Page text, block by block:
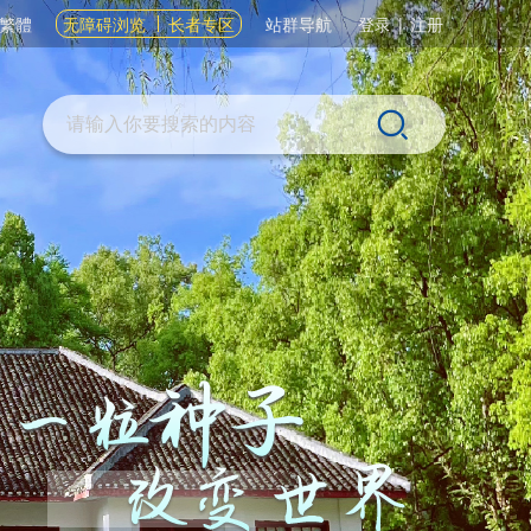
繁體 无障碍浏览 长者专区 站群导航 登录|注册